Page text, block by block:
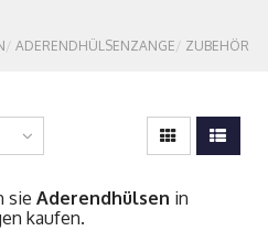
ADERENDHÜLSENZANGE ZUBEHÖR
sie Aderendhülsen in
kaufen.